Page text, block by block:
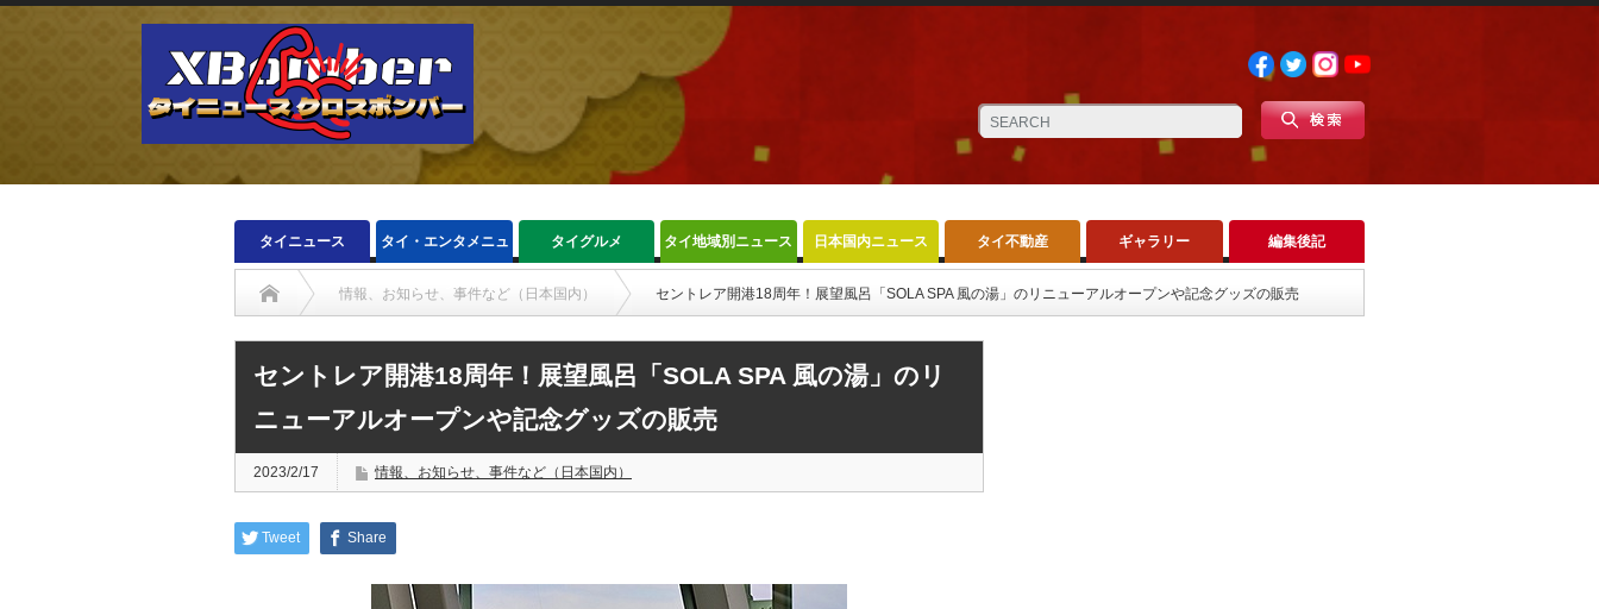
タイニュース タイ・エンタメニュ
ース
タイグルメ タイ地域別ニュース 日本国内ニュース タイ不動産 ギャラリー 編集後記
情報、お知らせ、事件など（日本国内） セントレア開港18周年！展望風呂「SOLA SPA 風の湯」のリニューアルオープンや記念グッズの販売
セントレア開港18周年！展望風呂「SOLA SPA 風の湯」のリ
ニューアルオープンや記念グッズの販売
2023/2/17 情報、お知らせ、事件など（日本国内）
Tweet Share